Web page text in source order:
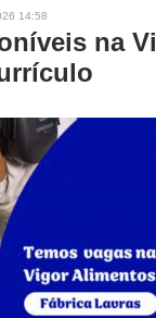
14:58
na